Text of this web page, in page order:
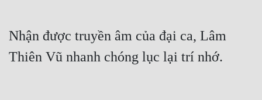
Huyền Nghi
Nhận được truyền âm của đại ca, Lâm
Thiên Vũ nhanh chóng lục lại trí nhớ.